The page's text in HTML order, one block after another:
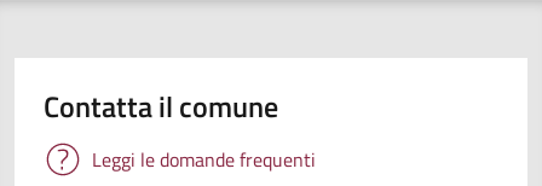
Contatta il comune
Leggi le domande frequenti